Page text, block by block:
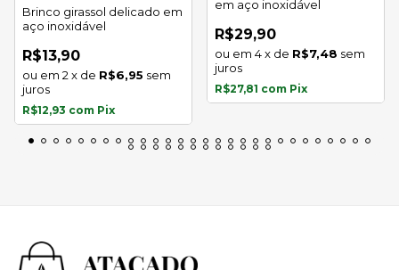
Brinco girassol delicado em
aço inoxidável
R$13,90
2 x de R$6,95 sem
juros
R$12,93 com Pix
em aço inoxidável
R$29,90
4x de R$7,48 sem
juros
R$27,81 com Pix